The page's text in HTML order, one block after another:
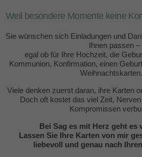
Weil besondere Momente keine
Sie wünschen sich Einladungen und
Ihnen passen –
egal ob für Ihre Hochzeit, die
Kommunion, Konfirmation, einen
Viele denken zuerst daran, ihre Karten
Doch oft kostet das viel Zeit,
Kompromissen
Bei Sag es mit Herz geht es
Lassen Sie Ihre Karten von mir
liebevoll und genau nach